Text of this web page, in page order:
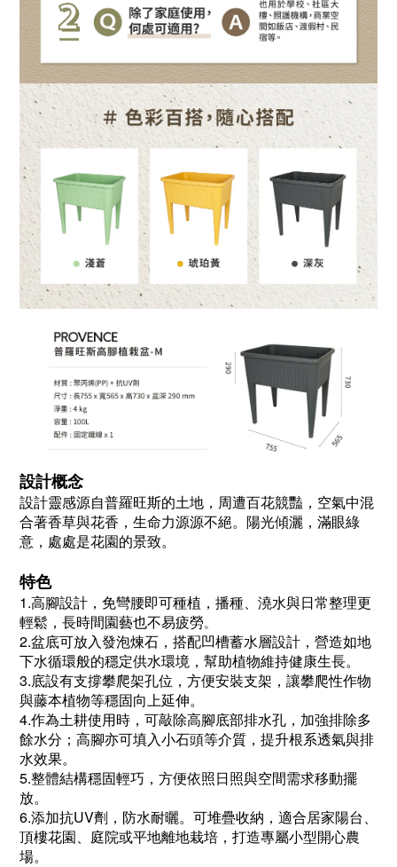
設計概念
設計靈感源自普羅旺斯的土地，周遭百花競豔，空氣中混
合著香草與花香，生命力源源不絕。陽光傾灑，滿眼綠
意，處處是花園的景致。
特色
1.高腳設計，免彎腰即可種植，播種、澆水與日常整理更
輕鬆，長時間園藝也不易疲勞。
2.盆底可放入發泡煉石，搭配凹槽蓄水層設計，營造如地
下水循環般的穩定供水環境，幫助植物維持健康生長。
3.底設有支撐攀爬架孔位，方便安裝支架，讓攀爬性作物
與藤本植物等穩固向上延伸。
4.作為土耕使用時，可敲除高腳底部排水孔，加強排除多
餘水分；高腳亦可填入小石頭等介質，提升根系透氣與排
水效果。
5.整體結構穩固輕巧，方便依照日照與空間需求移動擺
放。
6.添加抗UV劑，防水耐曬。可堆疊收納，適合居家陽台、
頂樓花園、庭院或平地離地栽培，打造專屬小型開心農
場。